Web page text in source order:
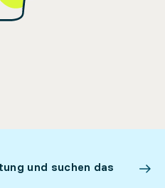
und suchen das